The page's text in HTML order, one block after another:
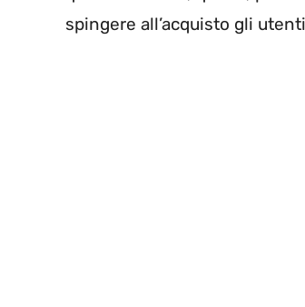
spingere all’acquisto gli